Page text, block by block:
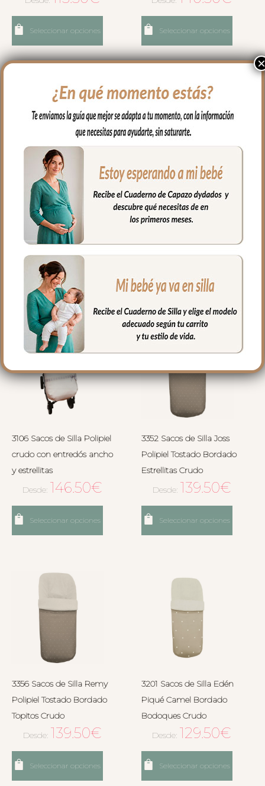
Seleccionar opciones Seleccionar opciones
3251 Sacos de Silla Leslie
Piqué Jaretas Crudo
Puntilla y Topitos Gris
Desde:140.50€
Seleccionar opciones
3252 Sacos de Silla Leslie
Piqué Jaretas Crudo
Puntilla y Topitos Tostado
Desde:140.50€
3106 Sacos de Silla Polipiel
crudo con entredós ancho
y estrellitas
Desde: 146.50€
Seleccionar opciones
3352 Sacos de Silla Joss
Polipiel Tostado Bordado
Estrellitas Crudo
Desde: 139.50€
Seleccionar opciones
3356 Sacos de Silla Remy
Polipiel Tostado Bordado
Topitos Crudo
Desde: 139.50€
Seleccionar opciones
3201 Sacos de Silla Edén
Piqué Camel Bordado
Bodoques Crudo
Desde: 129.50€
Seleccionar opciones
×